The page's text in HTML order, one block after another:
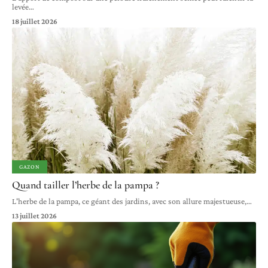
levée…
18 juillet 2026
GAZON
Quand tailler l’herbe de la pampa ?
L'herbe de la pampa, ce géant des jardins, avec son allure majestueuse,…
13 juillet 2026